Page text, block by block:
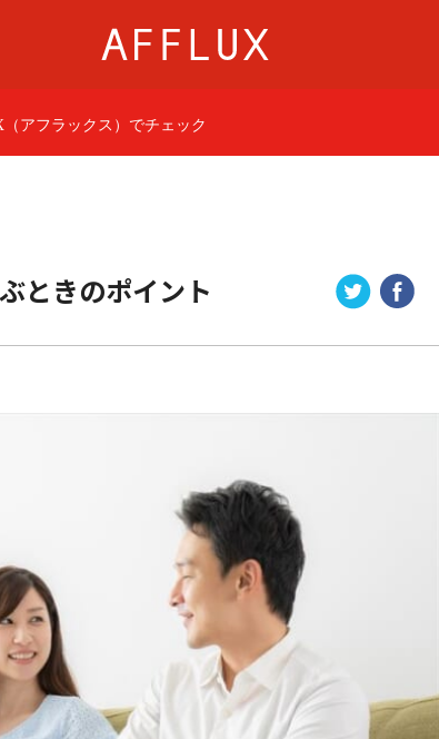
テゴリ
ェクトセットリング
約について
AFFLUXについて
ゆびわ言葉®
クオリティ
よくあるご質問 会社概要| 採用情報
アフラックス）でチェック
ときのポイント